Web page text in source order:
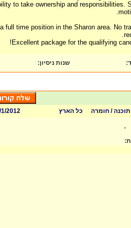
to take ownership and responsibilities.
full time position in the Sharon area. No
Excellent package for the qualifying
שנות ניסיון:
תוכנה / חומרה כל הארץ 2012
-